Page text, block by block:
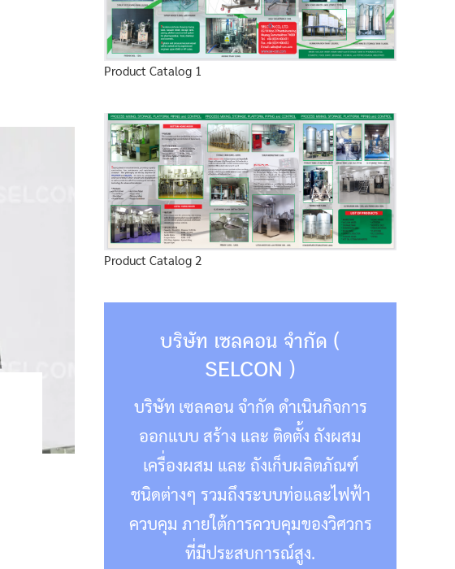
Product Catalog 1
Product Catalog 2
บริษัท เซลคอน จำกัด (
SELCON )
บริษัท เซลคอน จำกัด ดำเนินกิจการ
ออกแบบ สร้าง และ ติดตั้ง ถังผสม
เครื่องผสม และ ถังเก็บผลิตภัณฑ์
ชนิดต่างๆ รวมถึงระบบท่อและไฟฟ้า
ควบคุม ภายใต้การควบคุมของวิศวกร
ที่มีประสบการณ์สูง.